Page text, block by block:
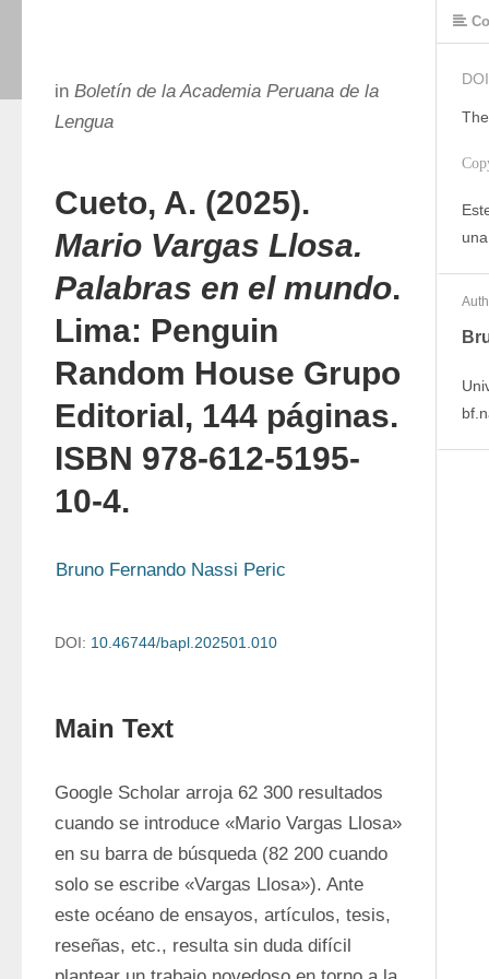
in Boletín de la Academia Peruana de la
Lengua
Cueto, A. (2025).
Mario Vargas Llosa.
Palabras en el mundo.
Lima: Penguin
Random House Grupo
Editorial, 144 páginas.
ISBN 978-612-5195-
10-4.
Bruno Fernando Nassi Peric
DOI: 10.46744/bapl.202501.010
Main Text
Google Scholar arroja 62 300 resultados
cuando se introduce «Mario Vargas Llosa»
en su barra de búsqueda (82 200 cuando
solo se escribe «Vargas Llosa»). Ante
este océano de ensayos, artículos, tesis,
reseñas, etc., resulta sin duda difícil
DOI